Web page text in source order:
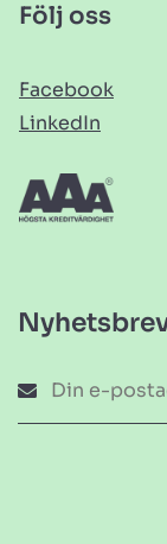
Följ oss
Facebook
LinkedIn